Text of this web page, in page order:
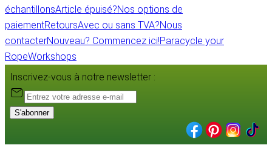
échantillonsArticle épuisé?Nos options de
paiementRetoursAvec ou sans TVA?Nous
contacterNouveau? Commencez ici!Paracycle your
RopeWorkshops
Inscrivez-vous à notre newsletter :
S'abonner